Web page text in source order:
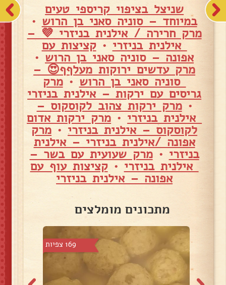
שניצל בציפוי קריספי טעים
במיוחד – סוניה סאני בן הרוש •
מרק חרירה / אילנית בניזרי 💜 –
אילנית בניזרי •קציצות עם
אפונה – סוניה סאני בן הרוש •
מרק עדשים ירוקות מעלףף😍 –
סוניה סאני בן הרוש •מרק
גריסים עם ירקות – אילנית בניזרי
•מרק ירקות צהוב לקוסקוס –
אילנית בניזרי • מרק ירקות אדום
לקוסקוס – אילנית בניזרי • מרק
אפונה /אילנית בניזרי – אילנית
בניזרי •מרק שעועית עם בשר –
אילנית בניזרי •קציצות עוף עם
אפונה – אילנית בניזרי
מתכונים מומלצים
169 צפיות